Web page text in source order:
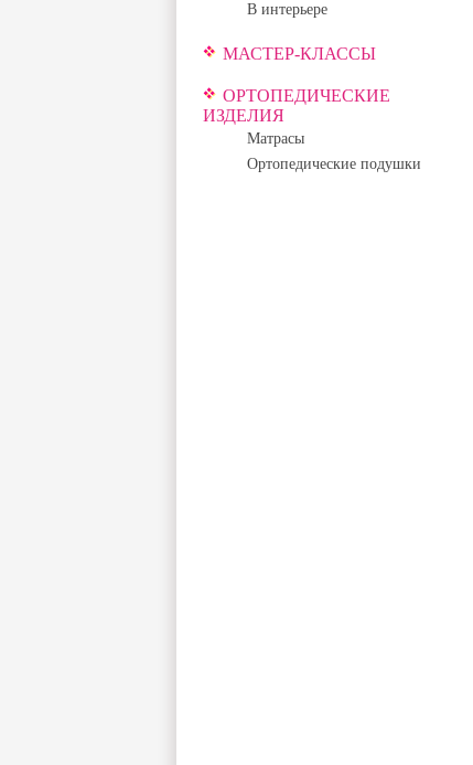
В интерьере
МАСТЕР-КЛАССЫ
ОРТОПЕДИЧЕСКИЕ
ИЗДЕЛИЯ
Матрасы
Ортопедические подушки